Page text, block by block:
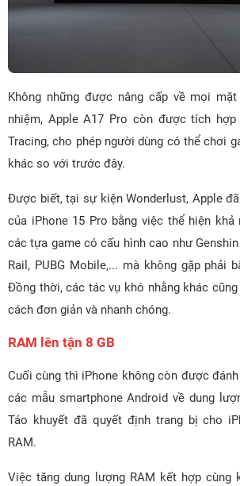
Không những được nâng cấp về mọi
nhiệm, Apple A17 Pro còn được tích hợp
Tracing, cho phép người dùng có thể chơi
khác so với trước đây.
Được biết, tại sự kiện Wonderlust, Apple
của iPhone 15 Pro bằng việc thể hiện
các tựa game có cấu hình cao như
Rail, PUBG Mobile,... mà không gặp phải
Đồng thời, các tác vụ khó nhằng khác
cách đơn giản và nhanh chóng.
RAM lên tận 8 GB
Cuối cùng thì iPhone không còn được
các mẫu smartphone Android về dung
Táo khuyết đã quyết định trang bị cho
RAM.
Việc tăng dung lượng RAM kết hợp cùng